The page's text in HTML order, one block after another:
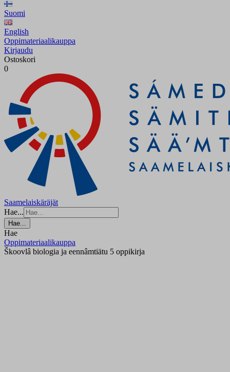
Suomi
English
Oppimateriaalikauppa
Kirjaudu
Ostoskori
0
Saamelaiskäräjät
Hae...
Hae...
Hae
Oppimateriaalikauppa
Škoovlâ biologia ja eennâmtiätu 5 oppikirja